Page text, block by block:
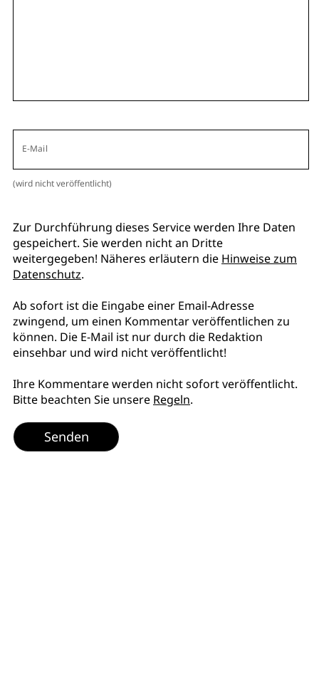
E-Mail
(wird nicht veröffentlicht)
Zur Durchführung dieses Service werden Ihre Daten
gespeichert. Sie werden nicht an Dritte
weitergegeben! Näheres erläutern die Hinweise zum
Datenschutz.
Ab sofort ist die Eingabe einer Email-Adresse
zwingend, um einen Kommentar veröffentlichen zu
können. Die E-Mail ist nur durch die Redaktion
einsehbar und wird nicht veröffentlicht!
Ihre Kommentare werden nicht sofort veröffentlicht.
Bitte beachten Sie unsere Regeln.
Senden